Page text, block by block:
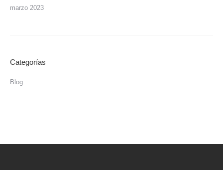
marzo 2023
Categorías
Blog